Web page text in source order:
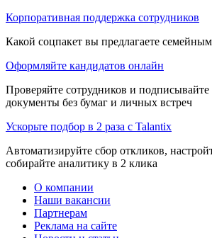
Корпоративная поддержка сотрудников
Какой соцпакет вы предлагаете
Оформляйте кандидатов онлайн
Проверяйте сотрудников и
документы без бумаг и личных встреч
Ускорьте подбор в 2 раза с Talantix
Автоматизируйте сбор откликов,
собирайте аналитику в 2 клика
О компании
Наши вакансии
Партнерам
Реклама на сайте